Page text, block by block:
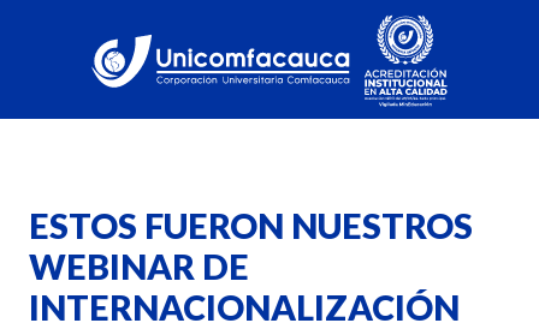
ESTOS FUERON NUESTROS
WEBINAR DE
INTERNACIONALIZACIÓN